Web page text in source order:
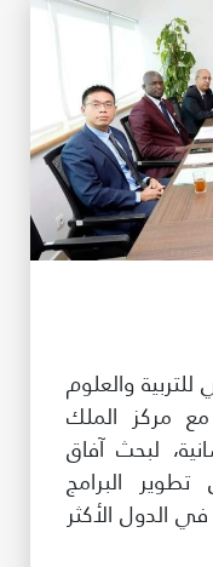
والعلوم
مع مركز الملك
لبحث آفاق
البرامج
في الدول الأكثر